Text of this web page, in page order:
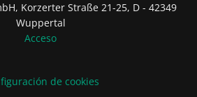
Korzerter Straße 21-25, D - 42349
Wuppertal
Acceso
de cookies